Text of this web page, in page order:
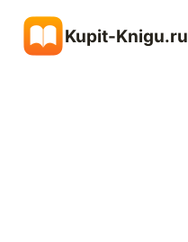
содержимому
Kupit-Knigu.ru